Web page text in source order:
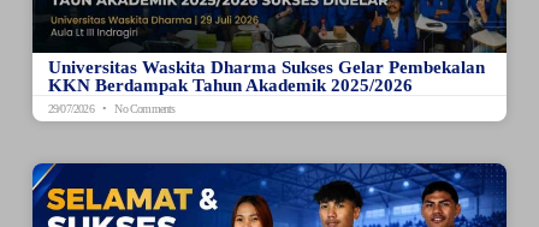
Universitas Waskita Dharma Sukses Gelar Pembekalan
KKN Berdampak Tahun Akademik 2025/2026
29/07/2026 No Comments